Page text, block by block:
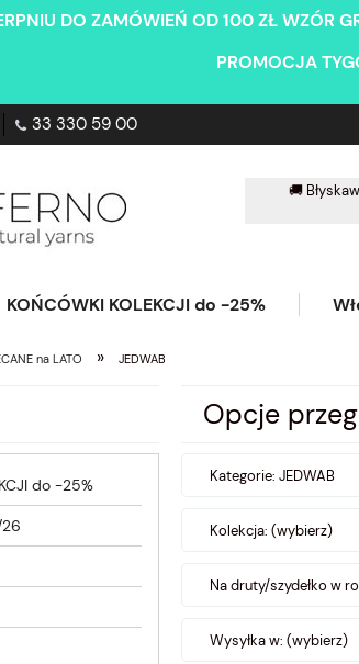
DO ZAMÓWIEŃ OD 100 ZŁ WZÓR
PROMOCJA
33 330 59 00
🚚
KOŃCÓWKI KOLEKCJI do -25%
na LATO » JEDWAB
do -25%
Opcje
Kategorie: JEDWAB
Kolekcja: (wybierz)
Na druty/szydełko w
Wysyłka w: (wybierz)